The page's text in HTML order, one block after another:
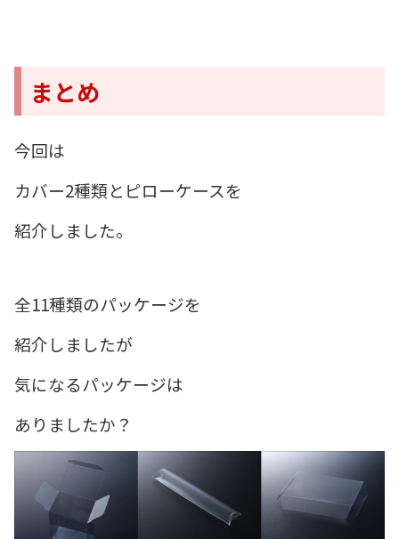
まとめ
今回は
カバー2種類とピローケースを
紹介しました。
全11種類のパッケージを
紹介しましたが
気になるパッケージは
ありましたか？